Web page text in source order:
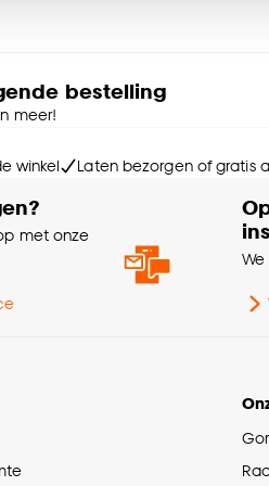
bestelling
meer!
winkel Laten bezorgen of gratis
met onze